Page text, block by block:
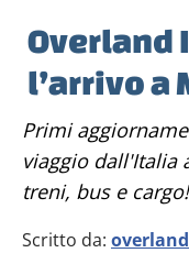
Overland
l’arrivo a
Primi aggiornamenti dal viaggio di Gianni, in
viaggio dall'Italia
treni, bus e cargo!
Scritto da: